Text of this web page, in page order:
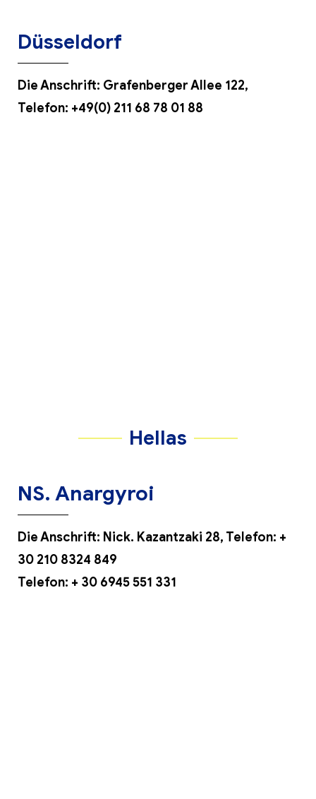
Düsseldorf
Die Anschrift: Grafenberger Allee 122,
Telefon: +49(0) 211 68 78 01 88
Hellas
NS. Anargyroi
Die Anschrift: Nick. Kazantzaki 28, Telefon: +
30 210 8324 849
Telefon: + 30 6945 551 331